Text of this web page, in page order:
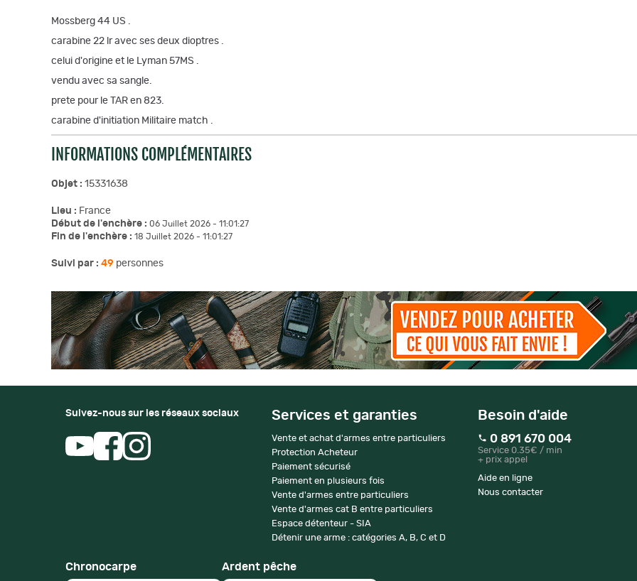
Mossberg 44 US .
carabine 22 lr avec ses deux dioptres .
celui d'origine et le Lyman 57MS .
vendu avec sa sangle.
prete pour le TAR en 823.
carabine d'initiation Militaire match .
INFORMATIONS COMPLÉMENTAIRES
Objet : 15331638
Lieu : France
Début de l'enchère : 06 Juillet 2026 - 11:01:27
Fin de l'enchère : 18 Juillet 2026 - 11:01:27
Suivi par : 49 personnes
Suivez-nous sur les réseaux sociaux Services et garanties
Vente et achat d'armes entre particuliers
Protection Acheteur
Paiement sécurisé
Paiement en plusieurs fois
Vente d'armes entre particuliers
Vente d'armes cat B entre particuliers
Espace détenteur - SIA
Détenir une arme : catégories A, B, C et D
Besoin d'aide
0 891 670 004
Service 0.35€ / min
+ prix appel
Aide en ligne
Nous contacter
Chronocarpe Ardent pêche